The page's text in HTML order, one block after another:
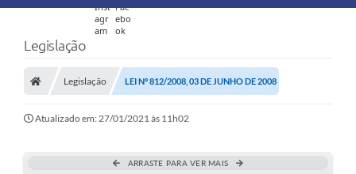
Secretarias
Editais
Telefones Úteis
Legislação
Legislação LEI Nº 812/2008, 03 DE JUNHO DE 2008
Atualizado em: 27/01/2021 às 11h02
ARRASTE PARA VER MAIS